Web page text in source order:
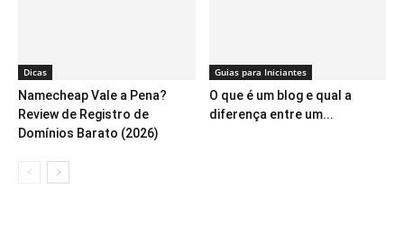
Dicas
Namecheap Vale a Pena?
Review de Registro de
Domínios Barato (2026)
Guias para Iniciantes
O que é um blog e qual a
diferença entre um...